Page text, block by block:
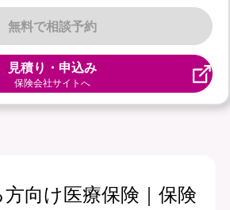
無料で相談予約
見積り・申込み
保険会社サイトへ
向け医療保険｜保険